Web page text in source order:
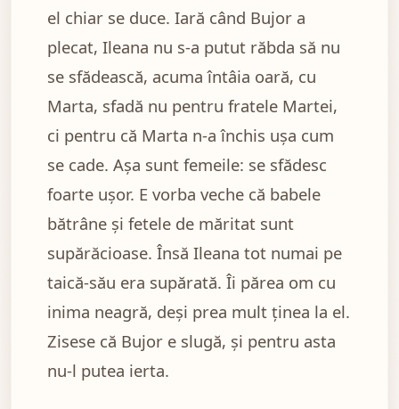
el chiar se duce. Iară când Bujor a
plecat, Ileana nu s-a putut răbda să nu
se sfădească, acuma întâia oară, cu
Marta, sfadă nu pentru fratele Martei,
ci pentru că Marta n-a închis ușa cum
se cade. Așa sunt femeile: se sfădesc
foarte ușor. E vorba veche că babele
bătrâne și fetele de măritat sunt
supărăcioase. Însă Ileana tot numai pe
taică-său era supărată. Îi părea om cu
inima neagră, deși prea mult ținea la el.
Zisese că Bujor e slugă, și pentru asta
nu-l putea ierta.